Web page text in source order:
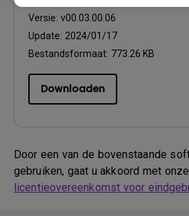
Versie: v00.03.00.06
Update: 2024/01/17
Bestandsformaat: 773.26 KB
Downloaden
Door een van de bovenstaande
gebruiken, gaat u akkoord met
licentieovereenkomst voor